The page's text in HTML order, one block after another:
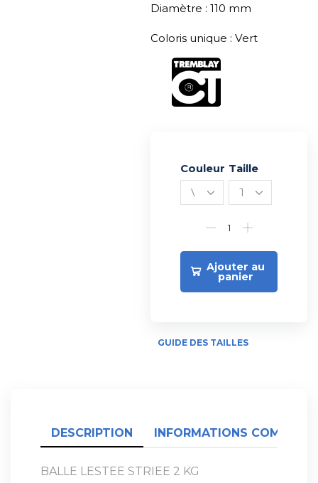
Diamètre : 110 mm
Coloris unique : Vert
Couleur Taille
Ajouter au
panier
Alternative:
GUIDE DES TAILLES
DESCRIPTION INFORMATIONS
BALLE LESTEE STRIEE 2 KG